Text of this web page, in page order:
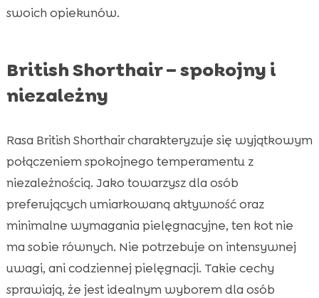
swoich opiekunów.
British Shorthair – spokojny i
niezależny
Rasa British Shorthair charakteryzuje się wyjątkowym
połączeniem spokojnego temperamentu z
niezależnością. Jako towarzysz dla osób
preferujących umiarkowaną aktywność oraz
minimalne wymagania pielęgnacyjne, ten kot nie
ma sobie równych. Nie potrzebuje on intensywnej
uwagi, ani codziennej pielęgnacji. Takie cechy
sprawiają, że jest idealnym wyborem dla osób